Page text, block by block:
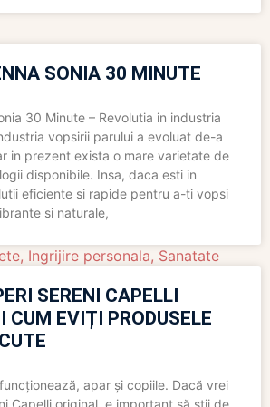
SONIA 30 MINUTE
30 Minute – Revolutia in industria
vopsirii parului a evoluat de-a
in prezent exista o mare varietate de
disponibile. Insa, daca esti in
eficiente si rapide pentru a-ti vopsi
si naturale,
, Ingrijire personala, Sanatate
SERENI CAPELLI
CUM EVIȚI PRODUSELE
apar și copiile. Dacă vrei